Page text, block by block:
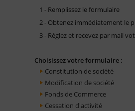
1 - Remplissez le formulaire
2 - Obtenez immédiatement le
3 - Réglez et recevez par mail
Choisissez votre formulaire :
Constitution de société
Modification de société
Fonds de Commerce
Cessation d'activité